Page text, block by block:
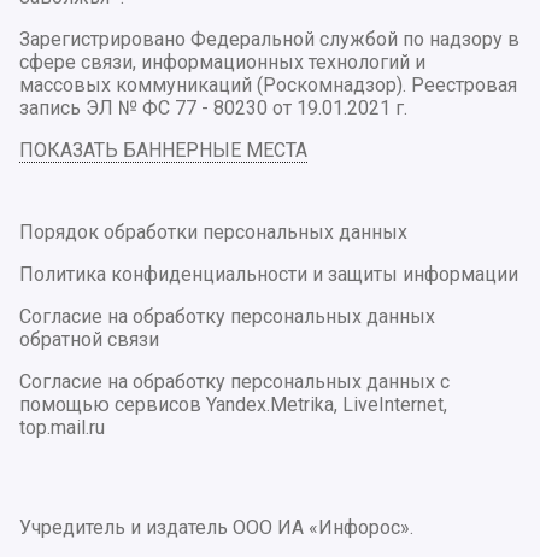
Зарегистрировано Федеральной службой по надзору в
сфере связи, информационных технологий и
массовых коммуникаций (Роскомнадзор). Реестровая
запись ЭЛ № ФС 77 - 80230 от 19.01.2021 г.
ПОКАЗАТЬ БАННЕРНЫЕ МЕСТА
Порядок обработки персональных данных
Политика конфиденциальности и защиты информации
Согласие на обработку персональных данных
обратной связи
Согласие на обработку персональных данных с
помощью сервисов Yandex.Metrika, LiveInternet,
top.mail.ru
Учредитель и издатель ООО ИА «Инфорос».